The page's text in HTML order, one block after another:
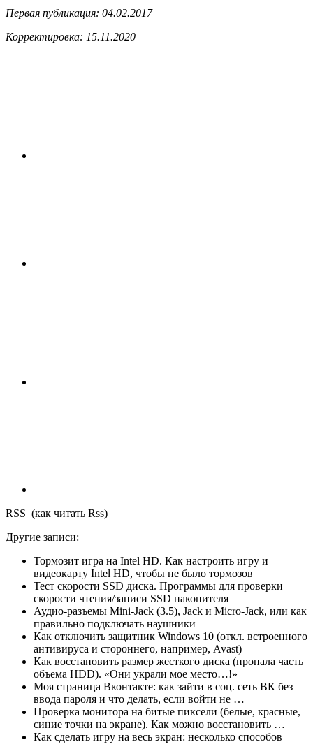
Первая публикация: 04.02.2017
Корректировка: 15.11.2020
RSS (как читать Rss)
Другие записи:
Тормозит игра на Intel HD. Как настроить игру и
видеокарту Intel HD, чтобы не было тормозов
Тест скорости SSD диска. Программы для проверки
скорости чтения/записи SSD накопителя
Аудио-разъемы Mini-Jack (3.5), Jack и Micro-Jack, или как
правильно подключать наушники
Как отключить защитник Windows 10 (откл. встроенного
антивируса и стороннего, например, Avast)
Как восстановить размер жесткого диска (пропала часть
объема HDD). «Они украли мое место…!»
Моя страница Вконтакте: как зайти в соц. сеть ВК без
ввода пароля и что делать, если войти не …
Проверка монитора на битые пиксели (белые, красные,
синие точки на экране). Как можно восстановить …
Как сделать игру на весь экран: несколько способов